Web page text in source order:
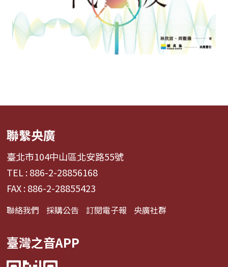
聯繫央廣
臺北市104中山區北安路55號
TEL : 886-2-28856168
FAX : 886-2-28855423
聯絡我們 採購公告 訂閱電子報 央廣社群
臺灣之音APP